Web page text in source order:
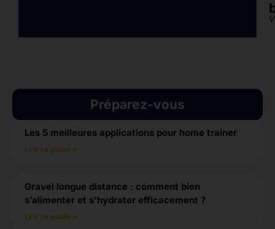
Préparez-vous
Les 5 meilleures applications pour home trainer
Lire ce guide »
Gravel longue distance : comment bien
s’alimenter et s’hydrater efficacement ?
Lire ce guide »